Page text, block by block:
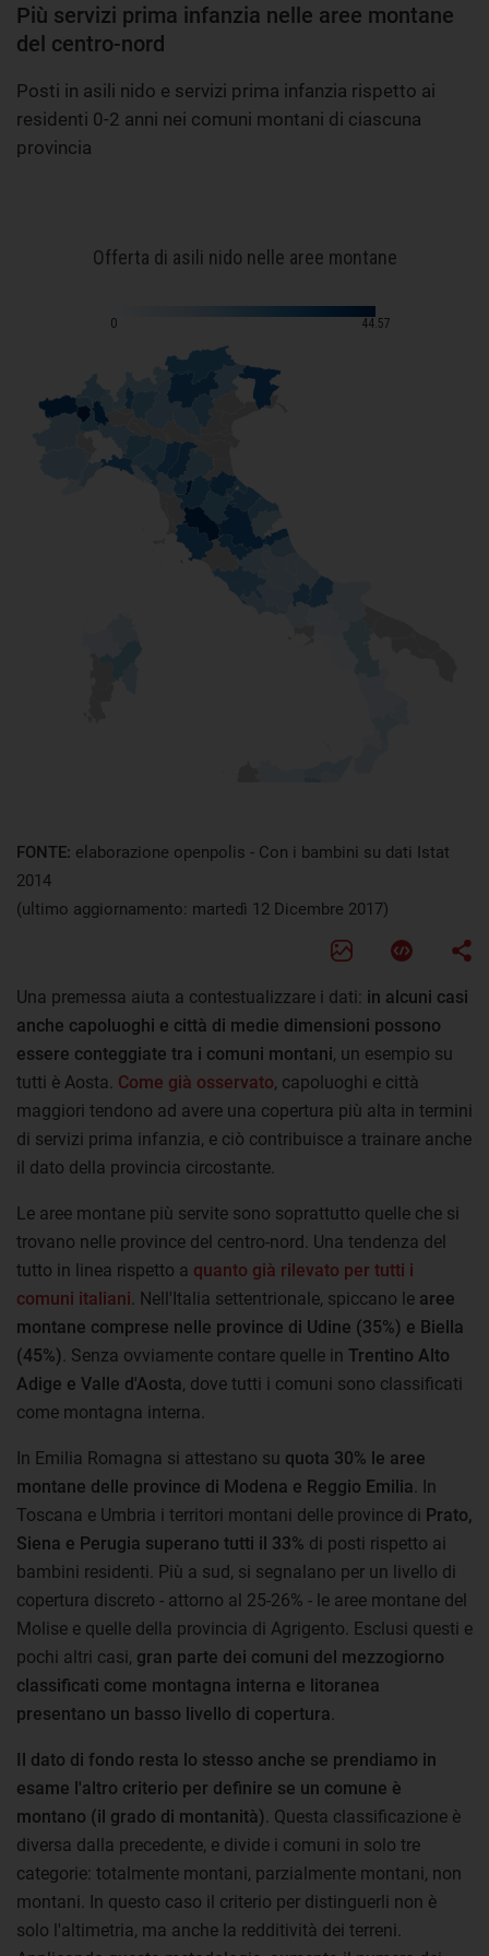
Più servizi prima infanzia nelle aree montane
del centro-nord
Posti in asili nido e servizi prima infanzia rispetto ai
residenti 0-2 anni nei comuni montani di ciascuna
provincia
FONTE: elaborazione openpolis - Con i bambini su dati Istat
2014
(ultimo aggiornamento: martedì 12 Dicembre 2017)
Una premessa aiuta a contestualizzare i dati: in alcuni casi
anche capoluoghi e città di medie dimensioni possono
essere conteggiate tra i comuni montani, un esempio su
tutti è Aosta. Come già osservato, capoluoghi e città
maggiori tendono ad avere una copertura più alta in termini
di servizi prima infanzia, e ciò contribuisce a trainare anche
il dato della provincia circostante.
Le aree montane più servite sono soprattutto quelle che si
trovano nelle province del centro-nord. Una tendenza del
tutto in linea rispetto a quanto già rilevato per tutti i
comuni italiani . Nell'Italia settentrionale, spiccano le aree
montane comprese nelle province di Udine (35%) e Biella
(45%) . Senza ovviamente contare quelle in Trentino Alto
Adige e Valle d'Aosta, dove tutti i comuni sono classificati
come montagna interna.
In Emilia Romagna si attestano su quota 30% le aree
montane delle province di Modena e Reggio Emilia . In
Toscana e Umbria i territori montani delle province di Prato,
Siena e Perugia superano tutti il 33% di posti rispetto ai
bambini residenti. Più a sud, si segnalano per un livello di
copertura discreto - attorno al 25-26% - le aree montane del
Molise e quelle della provincia di Agrigento. Esclusi questi e
pochi altri casi, gran parte dei comuni del mezzogiorno
classificati come montagna interna e litoranea
presentano un basso livello di copertura
Il dato di fondo resta lo stesso anche se prendiamo in
esame l'altro criterio per definire se un comune è
montano (il grado di montanità) . Questa classificazione è
diversa dalla precedente, e divide i comuni in solo tre
categorie: totalmente montani, parzialmente montani, non
montani. In questo caso il criterio per distinguerli non è
solo l'altimetria, ma anche la redditività dei terreni.